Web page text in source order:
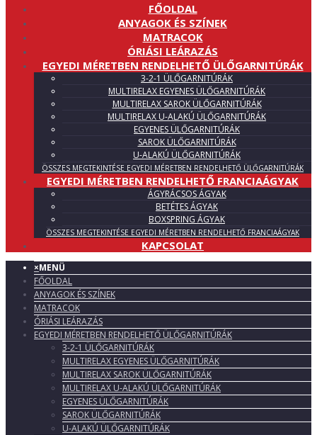
FŐOLDAL
ANYAGOK ÉS SZÍNEK
MATRACOK
ÓRIÁSI LEÁRAZÁS
EGYEDI MÉRETBEN RENDELHETŐ ÜLŐGARNITÚRÁK
3-2-1 ÜLŐGARNITÚRÁK
MULTIRELAX EGYENES ÜLŐGARNITÚRÁK
MULTIRELAX SAROK ÜLŐGARNITÚRÁK
MULTIRELAX U-ALAKÚ ÜLŐGARNITÚRÁK
EGYENES ÜLŐGARNITÚRÁK
SAROK ÜLŐGARNITÚRÁK
U-ALAKÚ ÜLŐGARNITÚRÁK
ÖSSZES MEGTEKINTÉSE EGYEDI MÉRETBEN RENDELHETŐ ÜLŐGARNITÚRÁK
EGYEDI MÉRETBEN RENDELHETŐ FRANCIAÁGYAK
ÁGYRÁCSOS ÁGYAK
BETÉTES ÁGYAK
BOXSPRING ÁGYAK
ÖSSZES MEGTEKINTÉSE EGYEDI MÉRETBEN RENDELHETŐ FRANCIAÁGYAK
KAPCSOLAT
×MENÜ
FŐOLDAL
ANYAGOK ÉS SZÍNEK
MATRACOK
ÓRIÁSI LEÁRAZÁS
EGYEDI MÉRETBEN RENDELHETŐ ÜLŐGARNITÚRÁK
3-2-1 ÜLŐGARNITÚRÁK
MULTIRELAX EGYENES ÜLŐGARNITÚRÁK
MULTIRELAX SAROK ÜLŐGARNITÚRÁK
MULTIRELAX U-ALAKÚ ÜLŐGARNITÚRÁK
EGYENES ÜLŐGARNITÚRÁK
SAROK ÜLŐGARNITÚRÁK
U-ALAKÚ ÜLŐGARNITÚRÁK